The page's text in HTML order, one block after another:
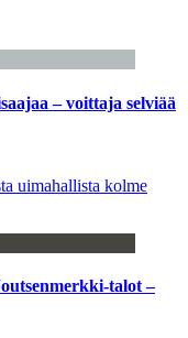
– voittaja selviää
uimahallista kolme
talot –